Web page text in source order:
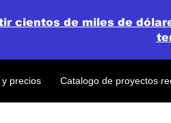
precios Catalogo de proyectos
cientos de miles de